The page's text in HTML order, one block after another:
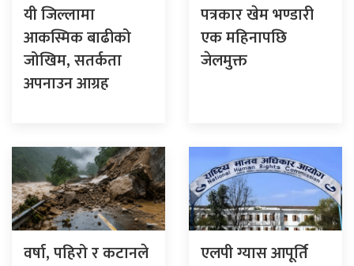
यी जिल्लामा
आकस्मिक बाढीको
जोखिम, सतर्कता
अपनाउन आग्रह
पत्रकार खेम भण्डारी
एक महिनापछि
जेलमुक्त
वर्षा, पहिरो र कटानले
एलपी ग्यास आपूर्ति